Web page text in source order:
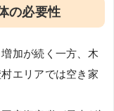
の必要性
加が続く一方、木
エリアでは空き家